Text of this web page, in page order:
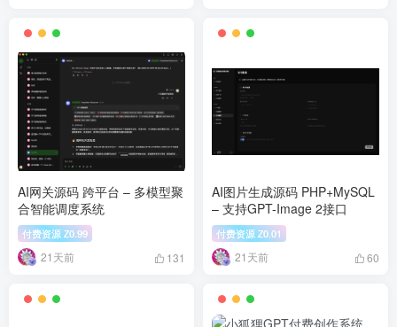
AI网关源码 跨平台 – 多模型聚
合智能调度系统
付费资源 Z0.99
21天前 131
AI图片生成源码 PHP+MySQL
– 支持GPT-Image 2接口
付费资源 Z0.01
21天前 60